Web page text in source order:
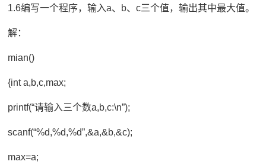
1.6编写一个程序，输入a、b、c三个值，输出其中最大值。
解：
mian()
{int a,b,c,max;
printf(“请输入三个数a,b,c:\n”);
scanf(“%d,%d,%d”,&a,&b,&c);
max=a;